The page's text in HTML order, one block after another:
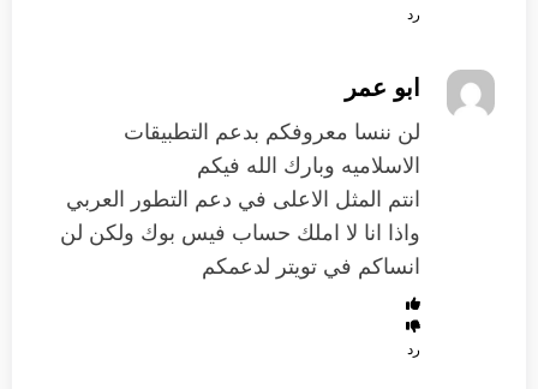
رد
ابو عمر
لن ننسا معروفكم بدعم التطبيقات
الاسلاميه وبارك الله فيكم
انتم المثل الاعلى في دعم التطور العربي
واذا انا لا املك حساب فيس بوك ولكن لن
انساكم في تويتر لدعمكم
رد